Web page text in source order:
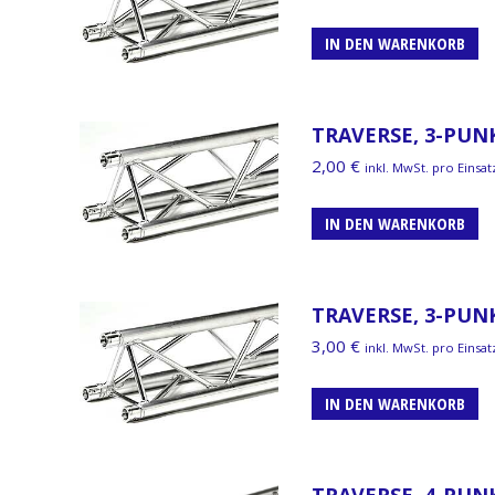
IN DEN WARENKORB
TRAVERSE, 3-
2,00 € inkl. MwSt. pro
IN DEN WARENKORB
TRAVERSE, 3-
3,00 € inkl. MwSt. pro
IN DEN WARENKORB